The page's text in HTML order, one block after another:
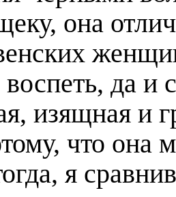
она
да и
изящная и
что она
я